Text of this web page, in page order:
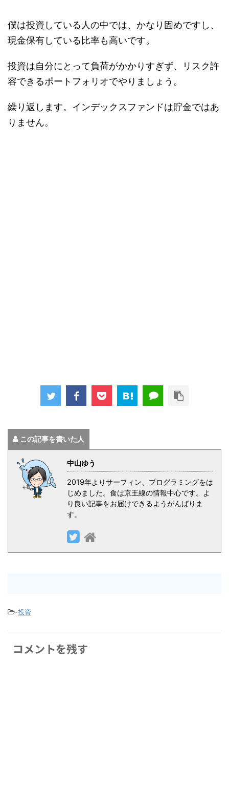
僕は投資している人の中では、かなり固めですし、
現金保有している比率も高いです。
投資は自分にとって負荷がかかりすぎず、リスク許
容できるポートフォリオでやりましょう。
繰り返します。インデックスファンドは貯金ではあ
りません。
この記事を書いた人
中山ゆう
2019年よりサーフィン、プログラミングをは
じめました。食は京王線の情報中心です。よ
り良い記事をお届けできるようがんばりま
す。
-投資
コメントを残す